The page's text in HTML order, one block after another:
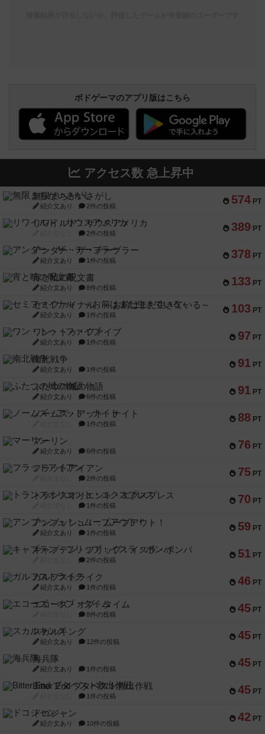
ボドゲーマのアプリ版はこちら
アクセス数 急上昇中
574 PT
無限まちがいさがし
紹介文あり 2件の投稿
389 PT
リワイルド：サウスアメリカ
2件の投稿
378 PT
アンダー・ザ・テーブラー
紹介文あり 1件の投稿
133 PT
宵と暁の呪文書
紹介文あり 8件の投稿
103 PT
セミファイナル ～お前はまだ生きている～
紹介文あり 1件の投稿
97 PT
ワン・トゥ・ファイブ
紹介文あり 1件の投稿
91 PT
南北戦争
紹介文あり 1件の投稿
91 PT
ふたつの城の物語
紹介文あり 6件の投稿
88 PT
ノームズ・アット・ナイト
1件の投稿
76 PT
マーリン
紹介文あり 6件の投稿
75 PT
フラットアイアン
2件の投稿
70 PT
トランスオリエント・エクスプレス
1件の投稿
59 PT
アンブッシュ！：ムーブアウト！
紹介文あり 1件の投稿
51 PT
キャプテン・フリップ：イスラ・ボンバ
2件の投稿
46 PT
ガルフストライク
紹介文あり 1件の投稿
45 PT
エコーズ・オブ・タイム
8件の投稿
45 PT
スカルキング
紹介文あり 12件の投稿
45 PT
海兵隊
紹介文あり 1件の投稿
45 PT
Bitter End ブタペスト救出作戦
1件の投稿
42 PT
ドコジャン
紹介文あり 10件の投稿